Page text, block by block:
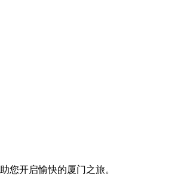
您开启愉快的厦门之旅。